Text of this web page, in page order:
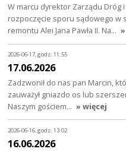
W marcu dyrektor Zarządu Dróg
rozpoczęcie sporu sądowego
remontu Alei Jana Pawła II. Na…
2026-06-17, godz. 11:55
17.06.2026
Zadzwonił do nas pan Marcin,
zauważył gniazdo os lub
Naszym gościem… » więcej
2026-06-16, godz. 13:02
16.06.2026